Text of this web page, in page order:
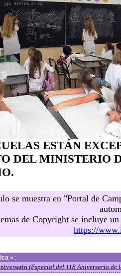
ESTÁN
DEL MINISTERIO
se muestra en "Portal de
de Copyright se incluye un
https://
» :
(Especial del 118 Aniversario de